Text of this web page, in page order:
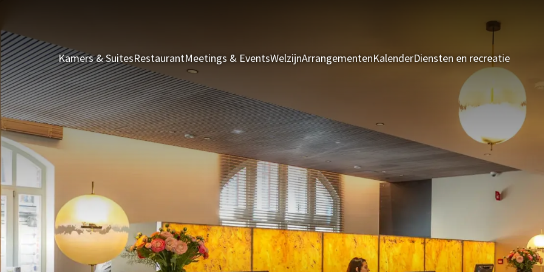
Kamers & SuitesRestaurantMeetings & EventsWelzijnArrangementenKalenderDiensten en recreatie